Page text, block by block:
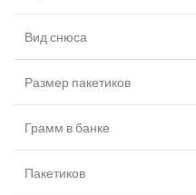
Вид снюса
Размер пакетиков
Грамм в банке
Пакетиков